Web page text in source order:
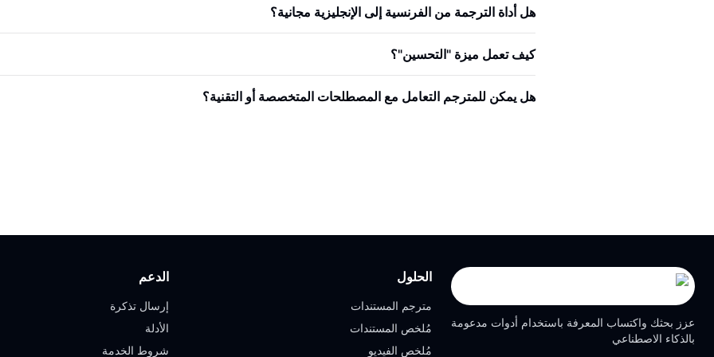
هل أداة الترجمة من الفرنسية إلى الإنجليزية مجانية؟
كيف تعمل ميزة "التحسين"؟
هل يمكن للمترجم التعامل مع المصطلحات المتخصصة أو التقنية؟
عزز بحثك واكتساب المعرفة باستخدام أدوات مدعومة
بالذكاء الاصطناعي
الحلول
مترجم المستندات
مُلخص المستندات
مُلخص الفيديو
الدعم
إرسال تذكرة
الأدلة
شروط الخدمة